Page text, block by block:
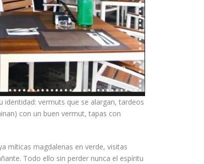
vermuts que se alargan, tardeos
con un buen vermut, tapas con
míticas magdalenas en verde, visitas
Todo ello sin perder nunca el espíritu